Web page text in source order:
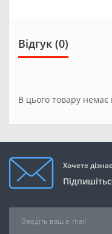
Відгук (0)
В цього товару немає
Хочете